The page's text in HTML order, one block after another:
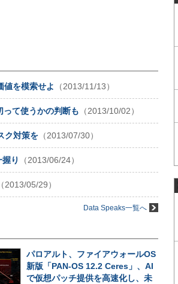
値を模索せよ （2013/11/13）
て使うかの判断も （2013/10/02）
ク対策を （2013/07/30）
り （2013/06/24）
（2013/05/29）
Data Speaks一覧へ
パロアルト、ファイアウォールOS
新版「PAN-OS 12.2 Ceres」、AI
で仮想パッチ提供を高速化し、未